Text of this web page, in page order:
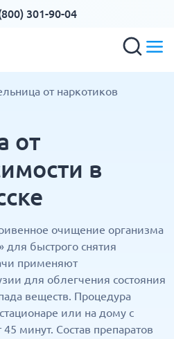
301-90-04
от наркотиков
от
в
очищение организма
быстрого снятия
применяют
для облегчения состояния
веществ. Процедура
или на дому с
минут. Состав препаратов